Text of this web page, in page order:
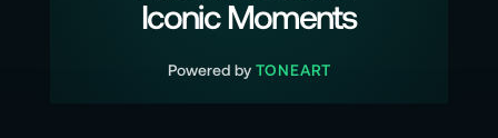
Iconic Moments
Powered by TONEART